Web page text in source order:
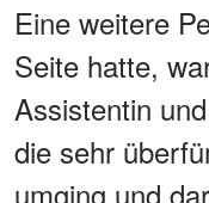
Eine weitere
Seite hatte,
Assistentin
die sehr
umging und